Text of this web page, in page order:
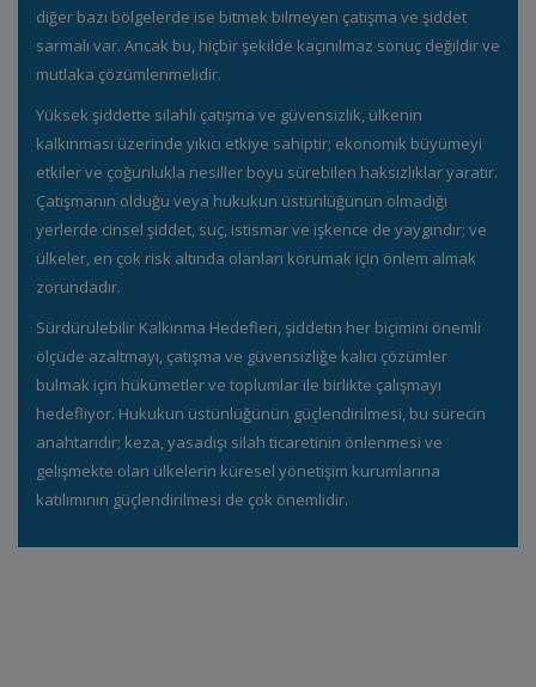
diğer bazı bölgelerde ise bitmek bilmeyen çatışma ve şiddet
sarmalı var. Ancak bu, hiçbir şekilde kaçınılmaz sonuç değildir ve
mutlaka çözümlenmelidir.
Yüksek şiddette silahlı çatışma ve güvensizlik, ülkenin
kalkınması üzerinde yıkıcı etkiye sahiptir; ekonomik büyümeyi
etkiler ve çoğunlukla nesiller boyu sürebilen haksızlıklar yaratır.
Çatışmanın olduğu veya hukukun üstünlüğünün olmadığı
yerlerde cinsel şiddet, suç, istismar ve işkence de yaygındır; ve
ülkeler, en çok risk altında olanları korumak için önlem almak
zorundadır.
Sürdürülebilir Kalkınma Hedefleri, şiddetin her biçimini önemli
ölçüde azaltmayı, çatışma ve güvensizliğe kalıcı çözümler
bulmak için hükümetler ve toplumlar ile birlikte çalışmayı
hedefliyor. Hukukun üstünlüğünün güçlendirilmesi, bu sürecin
anahtarıdır; keza, yasadışı silah ticaretinin önlenmesi ve
gelişmekte olan ülkelerin küresel yönetişim kurumlarına
katılımının güçlendirilmesi de çok önemlidir.